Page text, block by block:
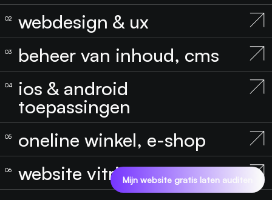
webdesign & ux
beheer van inhoud, cms
ios & android
toepassingen
oneline winkel, e-shop
website vitrineMijn website gratis laten auditen